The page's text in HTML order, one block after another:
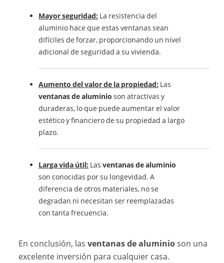
Mayor seguridad: La resistencia del
aluminio hace que estas ventanas sean
difíciles de forzar, proporcionando un nivel
adicional de seguridad a su vivienda.
Aumento del valor de la propiedad: Las
ventanas de aluminio son atractivas y
duraderas, lo que puede aumentar el valor
estético y financiero de su propiedad a largo
plazo.
Larga vida útil: Lasventanas de aluminio
son conocidas por su longevidad. A
diferencia de otros materiales, no se
degradan ni necesitan ser reemplazadas
con tanta frecuencia.
En conclusión, lasventanas de aluminioson una
excelente inversión para cualquier casa.